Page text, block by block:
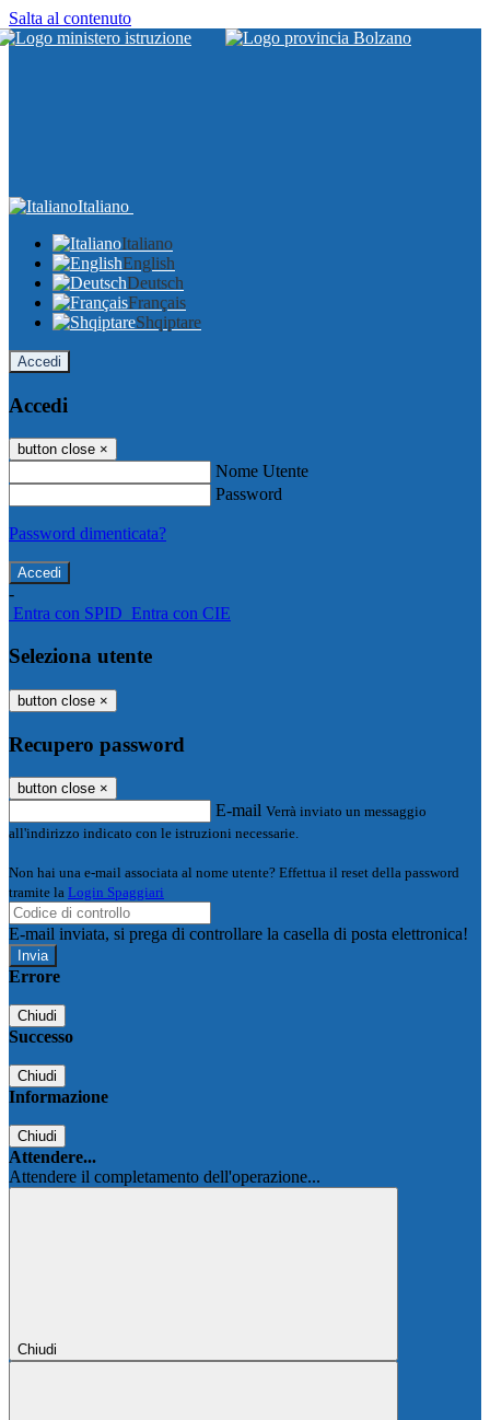
Salta al contenuto
Italiano
Italiano
English
Deutsch
Français
Shqiptare
Accedi
Accedi
button close ×
Nome Utente
Password
Password dimenticata?
-
Entra con SPID Entra con CIE
Seleziona utente
button close ×
Recupero password
button close ×
E-mail Verrà inviato un messaggio
all'indirizzo indicato con le istruzioni necessarie.
Non hai una e-mail associata al nome utente? Effettua il reset della password
tramite la Login Spaggiari
E-mail inviata, si prega di controllare la casella di posta elettronica!
Errore
Chiudi
Successo
Chiudi
Informazione
Chiudi
Attendere...
Attendere il completamento dell'operazione...
Chiudi